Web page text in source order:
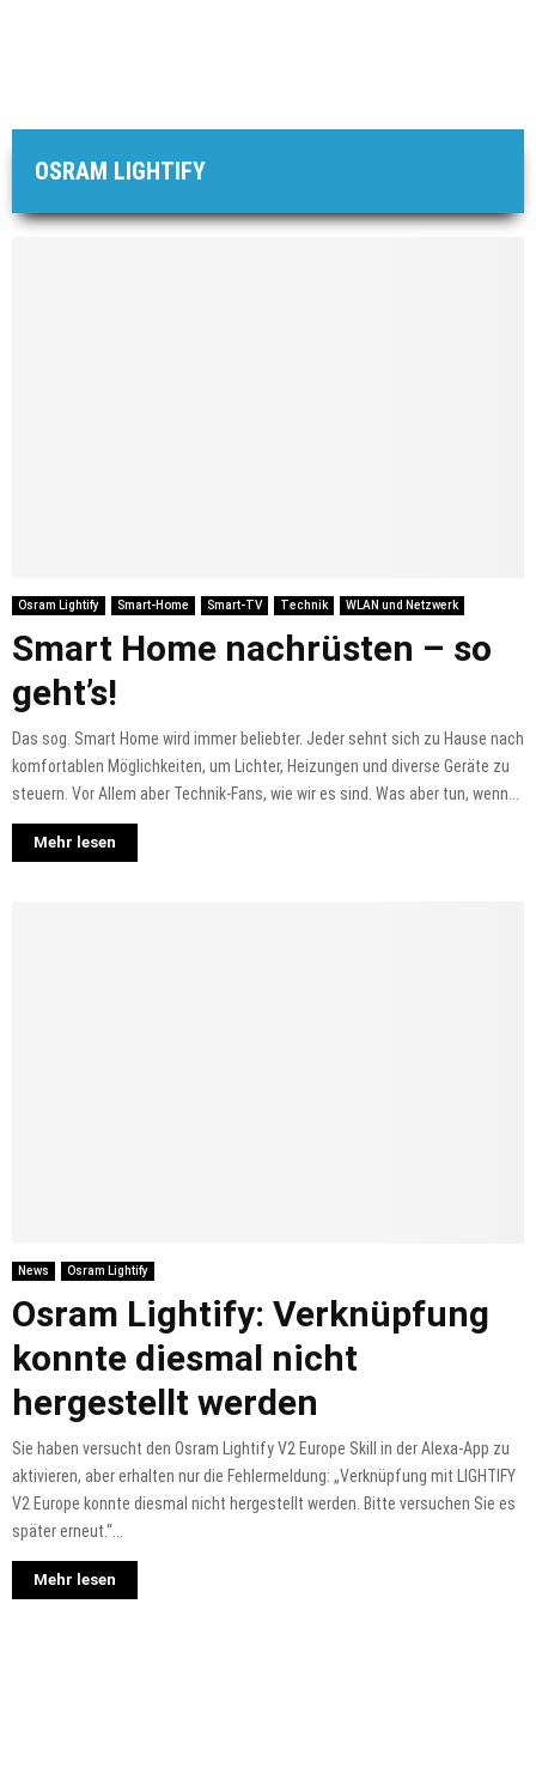
OSRAM LIGHTIFY
Osram Lightify Smart-Home Smart-TV Technik WLAN und Netzwerk
Smart Home nachrüsten – so
geht’s!
Das sog. Smart Home wird immer beliebter. Jeder sehnt sich zu Hause nach
komfortablen Möglichkeiten, um Lichter, Heizungen und diverse Geräte zu
steuern. Vor Allem aber Technik-Fans, wie wir es sind. Was aber tun, wenn...
Mehr lesen
News Osram Lightify
Osram Lightify: Verknüpfung
konnte diesmal nicht
hergestellt werden
Sie haben versucht den Osram Lightify V2 Europe Skill in der Alexa-App zu
aktivieren, aber erhalten nur die Fehlermeldung: „Verknüpfung mit LIGHTIFY
V2 Europe konnte diesmal nicht hergestellt werden. Bitte versuchen Sie es
später erneut.“...
Mehr lesen